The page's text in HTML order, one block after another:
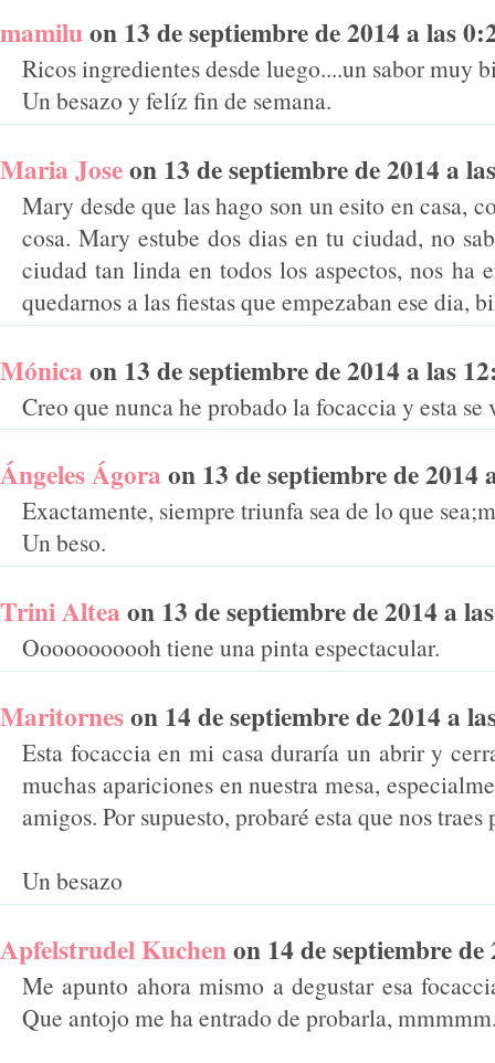
mamiluon 13 de septiembre de 2014 a las
Ricos ingredientes desde luego....un sabor muy
Un besazo y felíz fin de semana.
Maria Joseon 13 de septiembre de 2014 a
Mary desde que las hago son un esito en casa,
cosa. Mary estube dos dias en tu ciudad, no
ciudad tan linda en todos los aspectos, nos ha
quedarnos a las fiestas que empezaban ese dia,
Mónica on 13 de septiembre de 2014 a las
Creo que nunca he probado la focaccia y esta
Ángeles Ágora on 13 de septiembre de 2014
Exactamente, siempre triunfa sea de lo que
Un beso.
Trini Altea on 13 de septiembre de 2014 a
Ooooooooooh tiene una pinta espectacular.
Maritorneson 14 de septiembre de 2014 a
Esta focaccia en mi casa duraría un abrir y
muchas apariciones en nuestra mesa,
amigos. Por supuesto, probaré esta que nos traes
Un besazo
Apfelstrudel Kuchenon 14 de septiembre
Me apunto ahora mismo a degustar esa
Que antojo me ha entrado de probarla,